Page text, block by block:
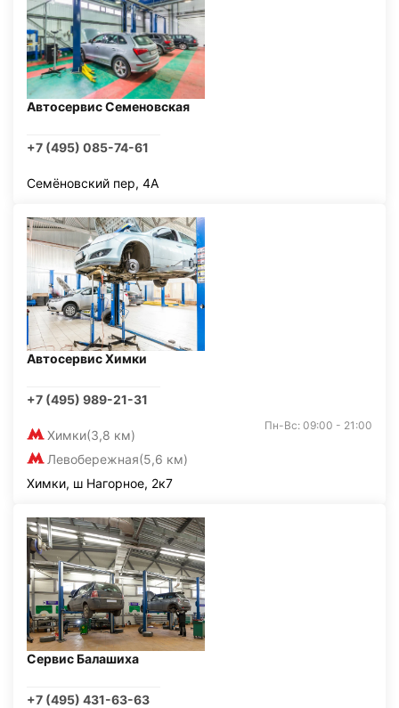
Автосервис Семеновская
+7 (495) 085-74-61
Семёновский пер, 4А
Автосервис Химки
+7 (495) 989-21-31
Химки(3,8 км)
Левобережная(5,6 км)
Пн-Вс: 09:00 - 21:00
Химки, ш Нагорное, 2к7
Сервис Балашиха
+7 (495) 431-63-63